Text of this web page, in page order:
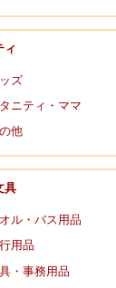
ィ
ズ
ニティ・ママ
他
具
ル・バス用品
用品
・事務用品